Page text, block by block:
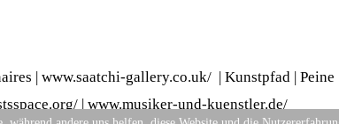
| www.saatchi-gallery.co.uk/ | Kunstpfad | Peine
| www.musiker-und-kuenstler.de/